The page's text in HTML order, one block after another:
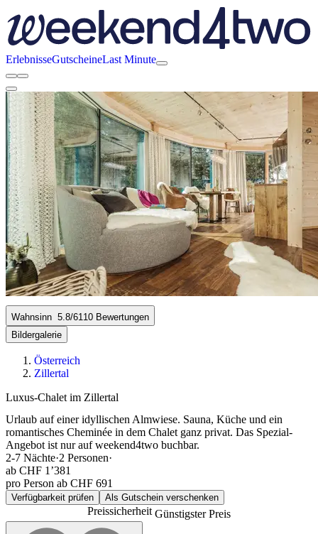
ErlebnisseGutscheineLast Minute
Wahnsinn 5.8/6110 Bewertungen
Bildergalerie
Österreich
Zillertal
Luxus-Chalet im Zillertal
Urlaub auf einer idyllischen Almwiese. Sauna, Küche und ein
romantisches Cheminée in dem Chalet ganz privat. Das Spezial-
Angebot ist nur auf weekend4two buchbar.
2-7 Nächte·2 Personen·
ab CHF 1’381
pro Person ab CHF 691
Verfügbarkeit prüfen Als Gutschein verschenken
PreissicherheitGünstigster Preis